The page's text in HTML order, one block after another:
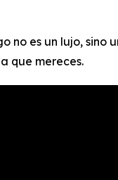
no es un lujo, sino
que mereces.